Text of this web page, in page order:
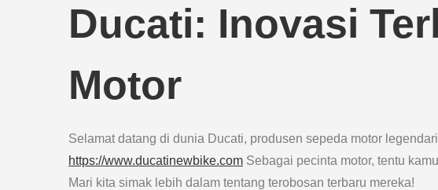
Ducati: Inovasi
Motor
Selamat datang di dunia Ducati, produsen sepeda motor
https://www.ducatinewbike.com Sebagai pecinta motor, tentu
Mari kita simak lebih dalam tentang terobosan terbaru mereka!